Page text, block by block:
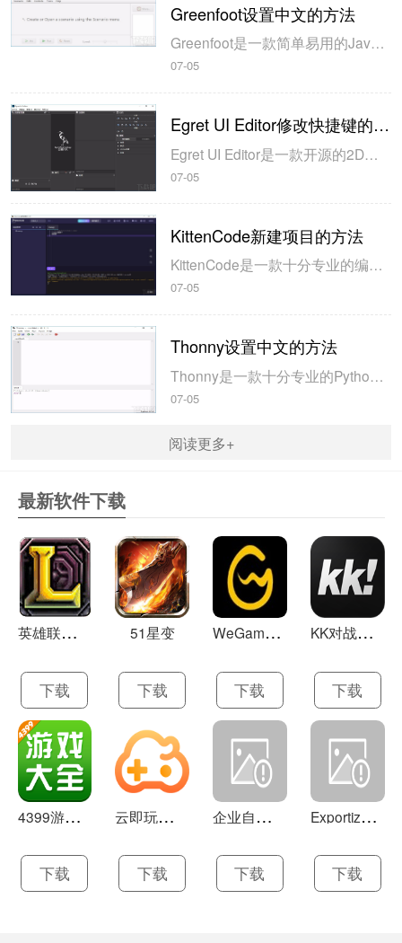
Greenfoot设置中文的方法
Greenfoot是一款简单易用的Java开发环境，该软件界面清爽简约，既可以作为一个开发框使用，也能够作为集成开发环境使用，操作起来十分简单。这款软件支持多种语言，但是默认的语言是英文，因此将该软件下载到电脑上的时候，会发现软件的界面语言是英文版本的，这对于英语基础较差的朋友来说，使用这款软件就会...
07-05
Egret UI Editor修改快捷键的方法
Egret UI Editor是一款开源的2D游戏开发代码编辑软件，其主要功能是针对Egret项目中的Exml皮肤文件进行可视化编辑，功能十分强大。我们在使用这款软件的过程中，可以将一些常用操作设置快捷键，这样就可以简化编程，从而提高代码编辑的工作效率。但是这款软件在日常生活中使用得不多，并且专业性...
07-05
KittenCode新建项目的方法
KittenCode是一款十分专业的编程软件，该软件给用户提供了可视化的操作界面，支持Python语言的编程开发以及第三方库管理，并且提供了很多实用的工具，功能十分强大。我们在使用这款软件进行编程开发的过程中，最基本、最常做的操作就是新建项目，因此我们很有必要掌握新建项目的方法。但是这款软件的专业性...
07-05
Thonny设置中文的方法
Thonny是一款十分专业的Python编辑软件，该软件界面清爽简单，给用户提供了丰富的编程工具，具备代码补全、语法错误显示等功能，非常的适合新手使用。该软件还支持多种语言，所以在下载这款软件的时候，有时候下载到电脑中的软件是英文版本的，这对于英语基础较差的小伙伴来说，使用这款软件就会变得十分困难，...
07-05
阅读更多+
最新软件下载
英
雄联盟LOL 13.21
下载
51星变
下载
W
eGame(腾讯游戏平台TGP) 5.10.19.1000
下载
K
K对战平台 1.0.1
下载
4
399游戏盒 官方下载 7.9.1
下载
云
即玩游戏盒 1.0.5.4
下载
企
业自助建站系统 9.0
下载
E
xportizer 9.0.8
下载